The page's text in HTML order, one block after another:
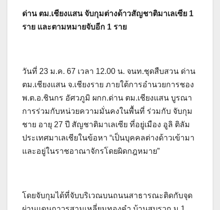
ด่าน ตม.เชียงแสน จับกุมต่างด้าวสัญชาติมาเลเซีย 1
ราย และตามหมายจับอีก 1 ราย
วันที่ 23 ม.ค. 67 เวลา 12.00 น. จนท.ชุดสืบสวน ด่าน
ตม.เชียงแสน จ.เชียงราย ภายใต้การอำนวยการชอง
พ.ต.อ.ชินกร อัศวภูมิ ผกก.ด่าน ตม.เชียงแสน บูรณา
การร่วมกับหน่วยความมั่นคงในพื้นที่ ร่วมกับ จับกุม
ชาย อายุ 27 ปี สัญชาติมาเลเซีย ที่อยู่เมือง อูลิ ติลัม
ประเทศมาเลเชียในข้อหา “เป็นบุคคลต่างด้าวเข้ามา
และอยู่ในราชอาณาจักรโดยผิดกฎหมาย”
โดยจับกุมได้ที่จับบริเวณบนถนนสาธารณะติดกับจุด